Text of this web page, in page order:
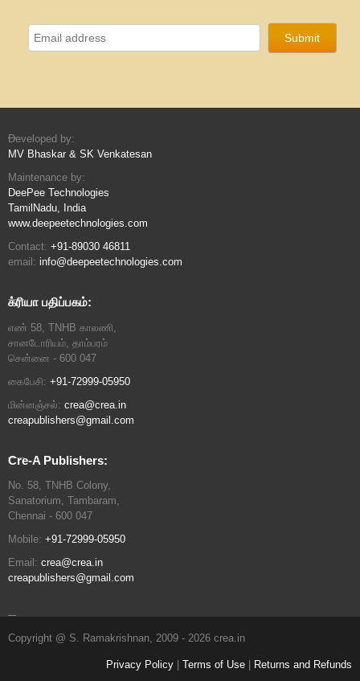
Developed by:
MV Bhaskar & SK Venkatesan
Maintenance by:
DeePee Technologies
TamilNadu, India
www.deepeetechnologies.com
Contact: +91-89030 46811
email: info@deepeetechnologies.com
க்ரியா பதிப்பகம்:
எண் 58, TNHB காலணி,
சானடோரியம், தாம்பரம்
சென்னை - 600 047
கைபேசி: +91-72999-05950
மின்னஞ்சல்: crea@crea.in
creapublishers@gmail.com
Cre-A Publishers:
No. 58, TNHB Colony,
Sanatorium, Tambaram,
Chennai - 600 047
Mobile: +91-72999-05950
Email: crea@crea.in
creapublishers@gmail.com
Copyright @ S. Ramakrishnan, 2009 - 2026 crea.in
Privacy Policy Terms of Use Returns and Refunds